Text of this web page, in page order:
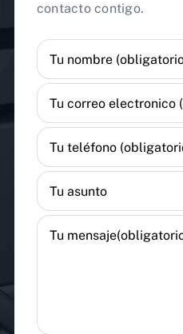
contacto contigo.